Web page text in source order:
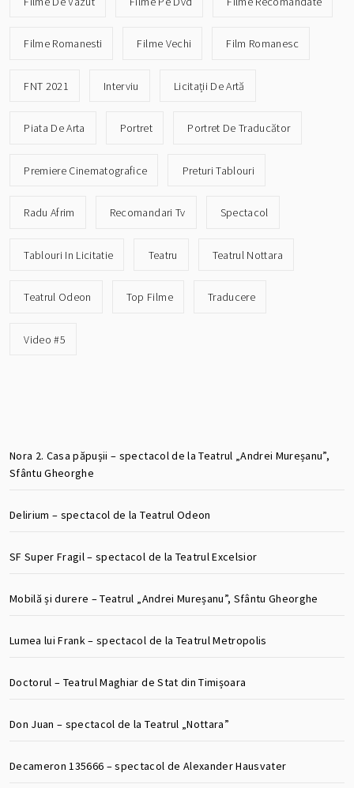
Filme Romanesti Filme Vechi Film Romanesc
FNT 2021 Interviu Licitații De Artă
Piata De Arta Portret Portret De Traducător
Premiere Cinematografice Preturi Tablouri
Radu Afrim Recomandari Tv Spectacol
Tablouri In Licitatie Teatru Teatrul Nottara
Teatrul Odeon Top Filme Traducere
Video #5
Nora 2. Casa păpușii – spectacol de la Teatrul „Andrei Mureșanu”,
Sfântu Gheorghe
Delirium – spectacol de la Teatrul Odeon
SF Super Fragil – spectacol de la Teatrul Excelsior
Mobilă și durere – Teatrul „Andrei Mureșanu”, Sfântu Gheorghe
Lumea lui Frank – spectacol de la Teatrul Metropolis
Doctorul – Teatrul Maghiar de Stat din Timișoara
Don Juan – spectacol de la Teatrul „Nottara”
Decameron 135666 – spectacol de Alexander Hausvater